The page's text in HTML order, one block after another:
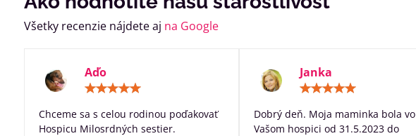
Všetky recenzie nájdete aj na Google
Aďo
/
5
Chceme sa s celou rodinou poďakovať
Hospicu Milosrdných sestier.
Janka
/
5
Dobrý deň. Moja maminka bola vo
Vašom hospici od 31.5.2023 do